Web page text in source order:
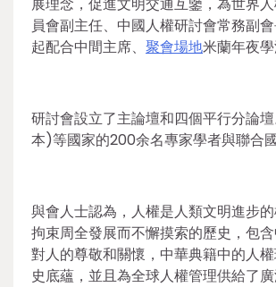
員會副主任、中國人權研討會常務副
起配合中間主席、 聚會場地米蘭年夜
研討會設立了主論壇和四個平行分論
本)等國家的200余名專家學者與聯合
與會人士認為，人權是人類文明進步
拘束周全發展而不懈摸索的歷史，包
對人的尊敬和關懷，中華典籍中的人
史底蘊，並且為全球人權管理供給了廣